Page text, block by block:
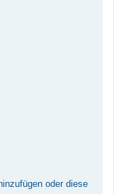
oder diese